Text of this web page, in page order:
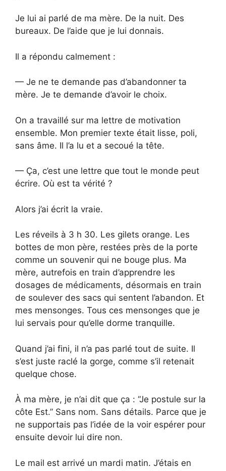
Je lui ai parlé de ma mère. De la nuit. Des
bureaux. De l’aide que je lui donnais.
Il a répondu calmement :
— Je ne te demande pas d’abandonner ta
mère. Je te demande d’avoir le choix.
On a travaillé sur ma lettre de motivation
ensemble. Mon premier texte était lisse, poli,
sans âme. Il l’a lu et a secoué la tête.
— Ça, c’est une lettre que tout le monde peut
écrire. Où est ta vérité ?
Alors j’ai écrit la vraie.
Les réveils à 3 h 30. Les gilets orange. Les
bottes de mon père, restées près de la porte
comme un souvenir qui ne bouge plus. Ma
mère, autrefois en train d’apprendre les
dosages de médicaments, désormais en train
de soulever des sacs qui sentent l’abandon. Et
mes mensonges. Tous ces mensonges que je
lui servais pour qu’elle dorme tranquille.
Quand j’ai fini, il n’a pas parlé tout de suite. Il
s’est juste raclé la gorge, comme s’il retenait
quelque chose.
À ma mère, je n’ai dit que ça : “Je postule sur la
côte Est.” Sans nom. Sans détails. Parce que je
ne supportais pas l’idée de la voir espérer pour
ensuite devoir lui dire non.
Le mail est arrivé un mardi matin. J’étais en